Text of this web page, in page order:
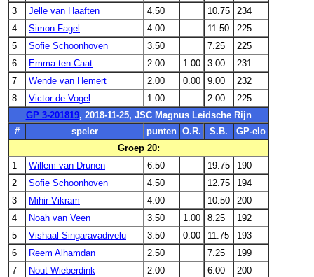
3
Jelle van Haaften 4.50 10.75
234
4
Simon Fagel 4.00 11.50
225
5
Sofie Schoonhoven 3.50 7.25
225
6
Emma ten Caat 2.00 1.00 3.00
231
7
Wende van Hemert 2.00 0.00 9.00
232
8
Victor de Vogel 1.00 2.00
225
GP 3-201819, 2018-11-25, JSC Magnus Leidsche Rijn
#
speler punten O.R. S.B.
GP-elo
Groep 20:
1
Willem van Drunen 6.50 19.75
190
2
Sofie Schoonhoven 4.50 12.75
194
3
Mihir Vikram 4.00 10.50
200
4
Noah van Veen 3.50 1.00 8.25
192
5
Vishaal Singaravadivelu 3.50 0.00 11.75
193
6
Reem Alhamdan 2.50 7.25
199
7
Nout Wieberdink 2.00 6.00
200